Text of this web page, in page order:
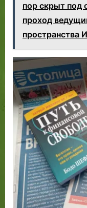
пор скрыт под
проход
пространства